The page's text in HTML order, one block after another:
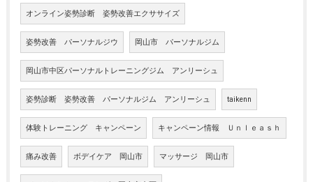
オンライン姿勢診断 姿勢改善エクササイズ
姿勢改善 パーソナルジウ 岡山市 パーソナルジム
岡山市中区パーソナルトレーニングジム アンリーシュ
姿勢診断 姿勢改善 パーソナルジム アンリーシュ taikenn
体験トレーニング キャンペーン キャンペーン情報 Ｕｎｌｅａｓｈ
痛み改善 ボデイケア 岡山市 マッサージ 岡山市